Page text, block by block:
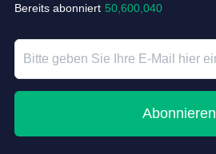
Bereits abonniert 50,600,040
Abonnieren